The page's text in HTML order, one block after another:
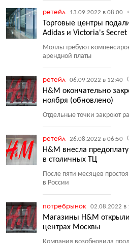
ретейл 13.09.2022 в 08:00
Торговые центры
Adidas и Victoria's Secret
Моллы требуют
арендной платы
ретейл 06.09.2022 в 12:40
H&M окончательно
ноября (обновлено)
Отдельные точки закроют
ретейл 26.08.2022 в 06:50
H&M внесла
в столичных ТЦ
После пяти месяцев
в России
потребрынок 02.08.2022 в
Магазины H&M
центрах Москвы